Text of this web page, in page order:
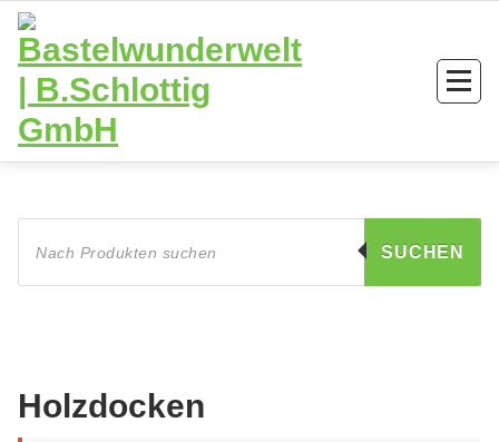
Zum
Inhalt
springen
Products
search
SUCHEN
Holzdocken